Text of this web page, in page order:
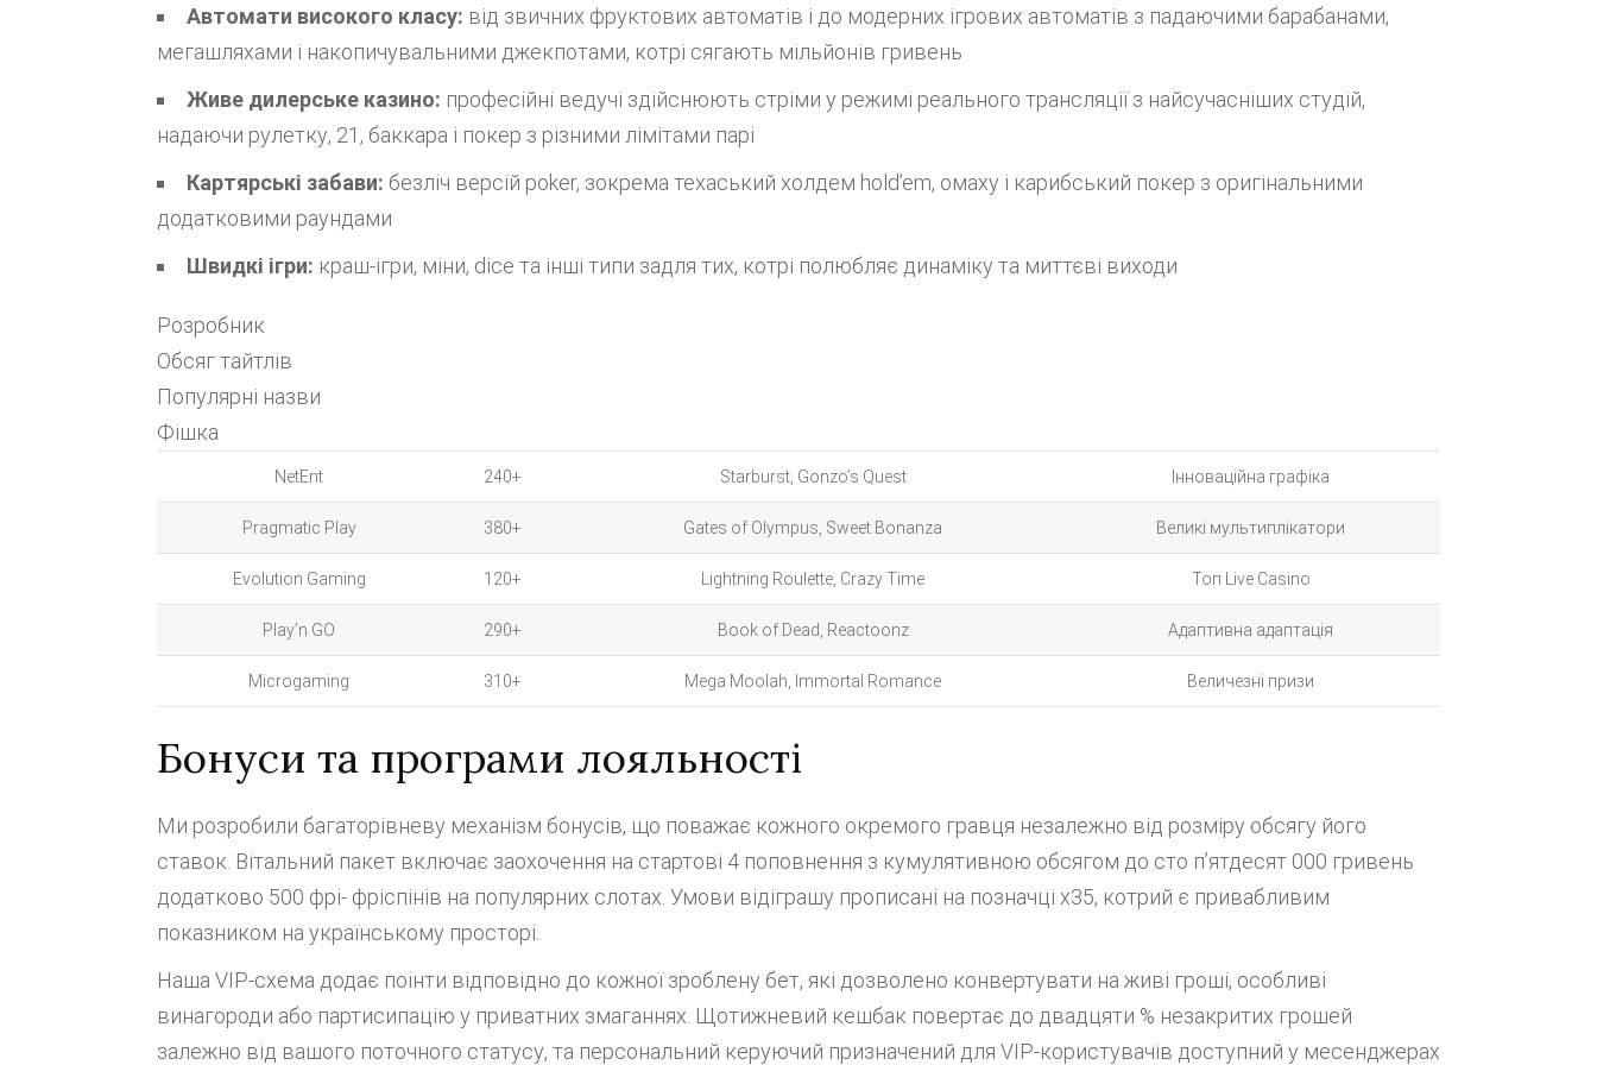
Автомати високого класу: від звичних фруктових автоматів і до модерних ігрових автоматів з падаючими барабанами,
мегашляхами і накопичувальними джекпотами, котрі сягають мільйонів гривень
Живе дилерське казино: професійні ведучі здійснюють стріми у режимі реального трансляції з найсучасніших студій,
надаючи рулетку, 21, баккара і покер з різними лімітами парі
Картярські забави: безліч версій poker, зокрема техаський холдем hold’em, омаху і карибський покер з оригінальними
додатковими раундами
Швидкі ігри: краш-ігри, міни, dice та інші типи задля тих, котрі полюбляє динаміку та миттєві виходи
Розробник
Обсяг тайтлів
Популярні назви
Фішка
NetEnt 240+ Starburst, Gonzo’s Quest Інноваційна графіка
Pragmatic Play 380+ Gates of Olympus, Sweet Bonanza Великі мультиплікатори
Evolution Gaming 120+ Lightning Roulette, Crazy Time Топ Live Casino
Play’n GO 290+ Book of Dead, Reactoonz Адаптивна адаптація
Microgaming 310+ Mega Moolah, Immortal Romance Величезні призи
Бонуси та програми лояльності
Ми розробили багаторівневу механізм бонусів, що поважає кожного окремого гравця незалежно від розміру обсягу його
ставок. Вітальний пакет включає заохочення на стартові 4 поповнення з кумулятивною обсягом до сто п’ятдесят 000 гривень
додатково 500 фрі- фріспінів на популярних слотах. Умови відіграшу прописані на позначці x35, котрий є привабливим
показником на українському просторі.
Наша VIP-схема додає поінти відповідно до кожної зроблену бет, які дозволено конвертувати на живі гроші, особливі
винагороди або партисипацію у приватних змаганнях. Щотижневий кешбак повертає до двадцяти % незакритих грошей
залежно від вашого поточного статусу, та персональний керуючий призначений для VIP-користувачів доступний у месенджерах